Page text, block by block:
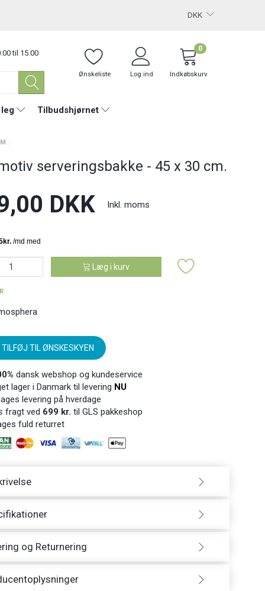
DKK
til 15.00
Ønskeliste Log ind Indkøbskurv
0
Tilbudshjørnet
serveringsbakke - 45 x 30 cm.
DKK Inkl. moms
Læg i kurv
TILFØJ TIL ØNSKESKYEN
dansk webshop og kundeservice
lager i Danmark til levering NU
levering på hverdage
fragt ved 699 kr. til GLS pakkeshop
fuld returret
og Returnering